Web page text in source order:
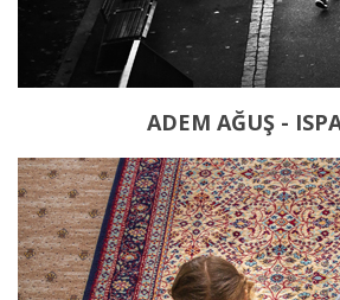
ADEM AĞUŞ -